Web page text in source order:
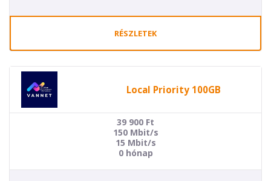
RÉSZLETEK
Local Priority 100GB
39 900 Ft
150 Mbit/s
15 Mbit/s
0 hónap